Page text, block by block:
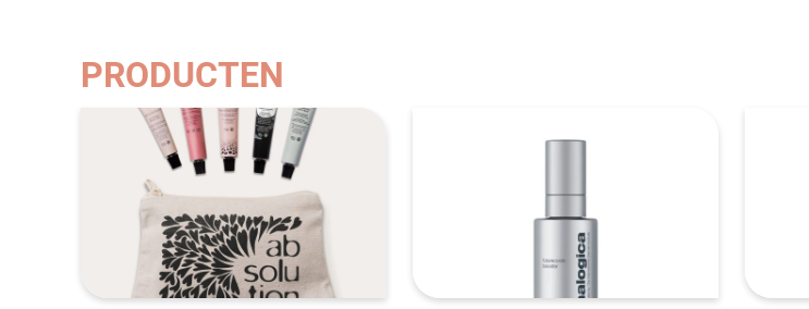
PRODUCTEN